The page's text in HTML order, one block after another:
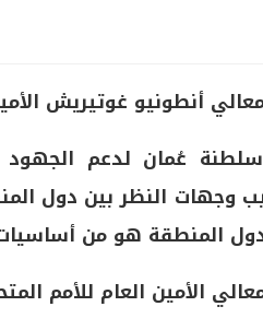
أنطونيو غوتيريش
عُمان لدعم الجهود
وجهات النظر بين دول
المنطقة هو من أساسيات
الأمين العام للأمم